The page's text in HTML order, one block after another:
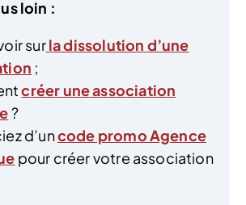
loin :
surla dissolution d’une
;
créer une association
?
d’uncode promo Agence
pour créer votre association